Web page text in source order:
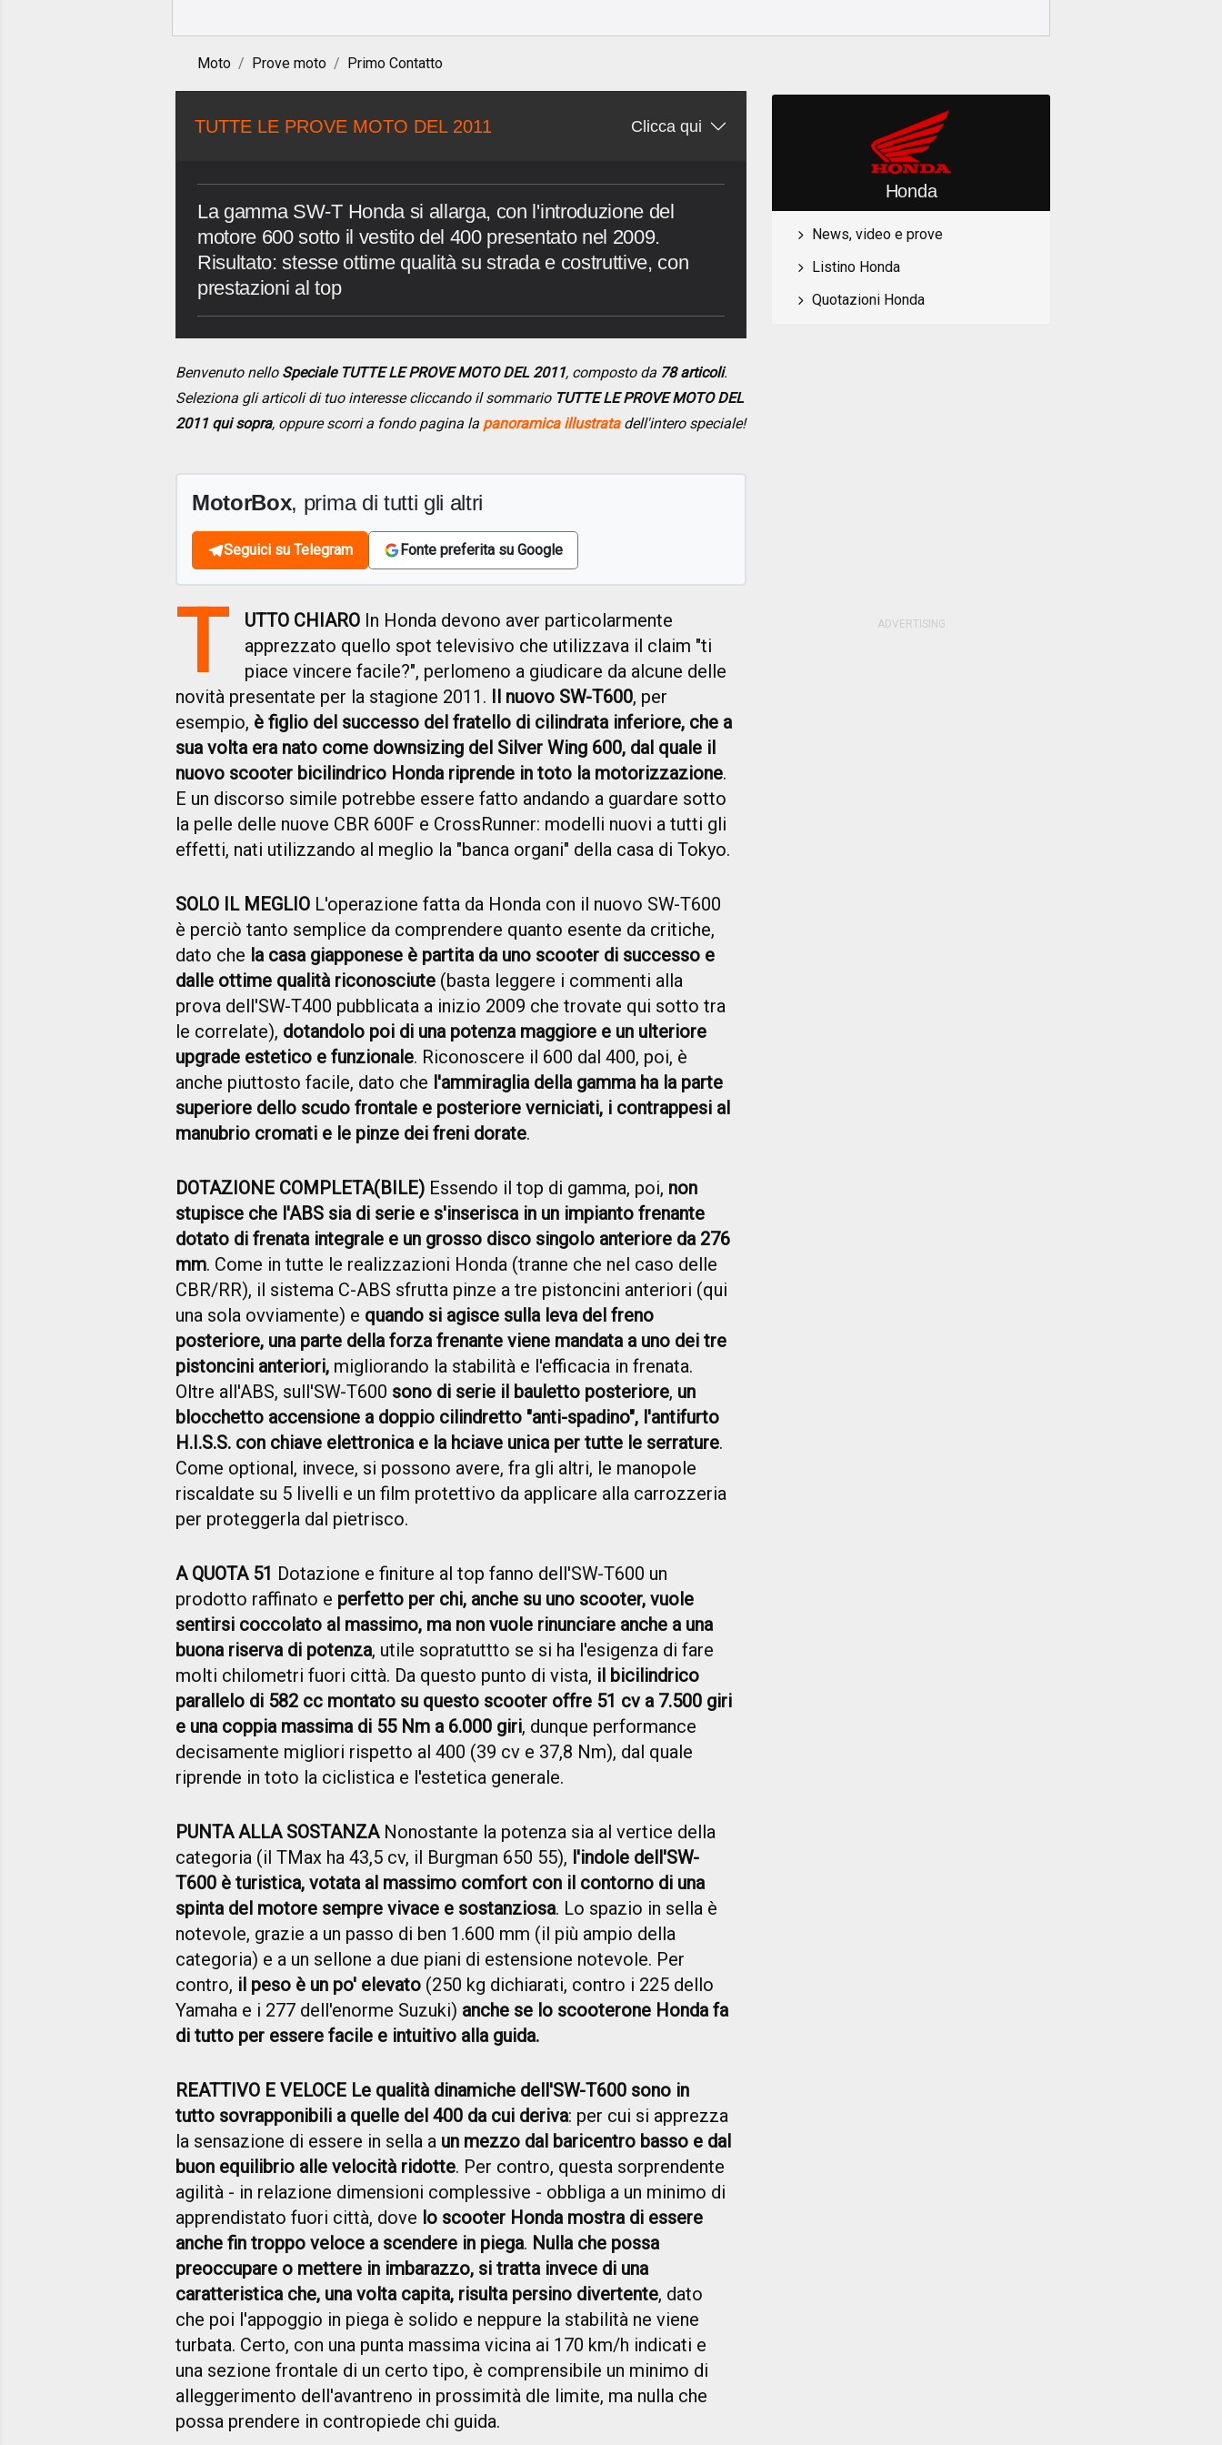
Moto Prove moto Primo Contatto
TUTTE LE PROVE MOTO DEL 2011 Clicca qui
La gamma SW-T Honda si allarga, con l'introduzione del
motore 600 sotto il vestito del 400 presentato nel 2009.
Risultato: stesse ottime qualità su strada e costruttive, con
prestazioni al top
Benvenuto nello Speciale TUTTE LE PROVE MOTO DEL 2011, composto da 78 articoli.
Seleziona gli articoli di tuo interesse cliccando il sommario TUTTE LE PROVE MOTO DEL
2011 qui sopra, oppure scorri a fondo pagina la panoramica illustratadell'intero speciale!
MotorBox, prima di tutti gli altri
Seguici su Telegram Fonte preferita su Google
T UTTO CHIARO In Honda devono aver particolarmente
apprezzato quello spot televisivo che utilizzava il claim "ti
piace vincere facile?", perlomeno a giudicare da alcune delle
novità presentate per la stagione 2011. Il nuovo SW-T600, per
esempio, è figlio del successo del fratello di cilindrata inferiore, che a
sua volta era nato come downsizing del Silver Wing 600, dal quale il
nuovo scooter bicilindrico Honda riprende in toto la motorizzazione.
E un discorso simile potrebbe essere fatto andando a guardare sotto
la pelle delle nuove CBR 600F e CrossRunner: modelli nuovi a tutti gli
effetti, nati utilizzando al meglio la "banca organi" della casa di Tokyo.
SOLO IL MEGLIO L'operazione fatta da Honda con il nuovo SW-T600
è perciò tanto semplice da comprendere quanto esente da critiche,
dato che la casa giapponese è partita da uno scooter di successo e
dalle ottime qualità riconosciute (basta leggere i commenti alla
prova dell'SW-T400 pubblicata a inizio 2009 che trovate qui sotto tra
le correlate), dotandolo poi di una potenza maggiore e un ulteriore
upgrade estetico e funzionale. Riconoscere il 600 dal 400, poi, è
anche piuttosto facile, dato che l'ammiraglia della gamma ha la parte
superiore dello scudo frontale e posteriore verniciati, i contrappesi al
manubrio cromati e le pinze dei freni dorate.
DOTAZIONE COMPLETA(BILE) Essendo il top di gamma, poi, non
stupisce che l'ABS sia di serie e s'inserisca in un impianto frenante
dotato di frenata integrale e un grosso disco singolo anteriore da 276
mm. Come in tutte le realizzazioni Honda (tranne che nel caso delle
CBR/RR), il sistema C-ABS sfrutta pinze a tre pistoncini anteriori (qui
una sola ovviamente) e quando si agisce sulla leva del freno
posteriore, una parte della forza frenante viene mandata a uno dei tre
pistoncini anteriori, migliorando la stabilità e l'efficacia in frenata.
Oltre all'ABS, sull'SW-T600 sono di serie il bauletto posteriore, un
blocchetto accensione a doppio cilindretto "anti-spadino", l'antifurto
H.I.S.S. con chiave elettronica e la hciave unica per tutte le serrature.
Come optional, invece, si possono avere, fra gli altri, le manopole
riscaldate su 5 livelli e un film protettivo da applicare alla carrozzeria
per proteggerla dal pietrisco.
A QUOTA 51 Dotazione e finiture al top fanno dell'SW-T600 un
prodotto raffinato e perfetto per chi, anche su uno scooter, vuole
sentirsi coccolato al massimo, ma non vuole rinunciare anche a una
buona riserva di potenza, utile sopratuttto se si ha l'esigenza di fare
molti chilometri fuori città. Da questo punto di vista, il bicilindrico
parallelo di 582 cc montato su questo scooter offre 51 cv a 7.500 giri
e una coppia massima di 55 Nm a 6.000 giri, dunque performance
decisamente migliori rispetto al 400 (39 cv e 37,8 Nm), dal quale
riprende in toto la ciclistica e l'estetica generale.
PUNTA ALLA SOSTANZANonostante la potenza sia al vertice della
categoria (il TMax ha 43,5 cv, il Burgman 650 55), l'indole dell'SW-
T600 è turistica, votata al massimo comfort con il contorno di una
spinta del motore sempre vivace e sostanziosa. Lo spazio in sella è
notevole, grazie a un passo di ben 1.600 mm (il più ampio della
categoria) e a un sellone a due piani di estensione notevole. Per
contro, il peso è un po' elevato (250 kg dichiarati, contro i 225 dello
Yamaha e i 277 dell'enorme Suzuki) anche se lo scooterone Honda fa
di tutto per essere facile e intuitivo alla guida.
REATTIVO E VELOCE Le qualità dinamiche dell'SW-T600 sono in
tutto sovrapponibili a quelle del 400 da cui deriva: per cui si apprezza
la sensazione di essere in sella a un mezzo dal baricentro basso e dal
buon equilibrio alle velocità ridotte. Per contro, questa sorprendente
agilità - in relazione dimensioni complessive - obbliga a un minimo di
apprendistato fuori città, dove lo scooter Honda mostra di essere
anche fin troppo veloce a scendere in piega. Nulla che possa
preoccupare o mettere in imbarazzo, si tratta invece di una
caratteristica che, una volta capita, risulta persino divertente, dato
che poi l'appoggio in piega è solido e neppure la stabilità ne viene
turbata. Certo, con una punta massima vicina ai 170 km/h indicati e
una sezione frontale di un certo tipo, è comprensibile un minimo di
alleggerimento dell'avantreno in prossimità dle limite, ma nulla che
possa prendere in contropiede chi guida.
Honda
News, video e prove
Listino Honda
Quotazioni Honda